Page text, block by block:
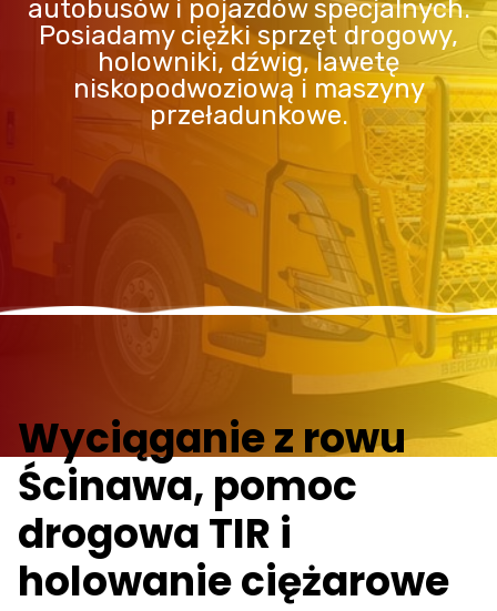
autobusów i pojazdów specjalnych.
Posiadamy ciężki sprzęt drogowy,
holowniki, dźwig, lawetę
niskopodwoziową i maszyny
przeładunkowe.
Wyciąganie z rowu
Ścinawa, pomoc
drogowa TIR i
holowanie ciężarowe